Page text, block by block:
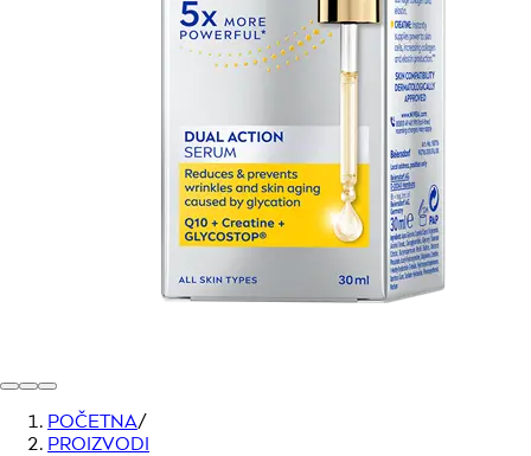
POČETNA/
PROIZVODI